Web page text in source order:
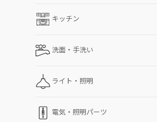
キッチン
洗面・手洗い
ライト・照明
電気・照明パーツ